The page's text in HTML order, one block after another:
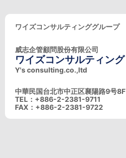
ワイズコンサルティンググループ
威志企管顧問股份有限公司
ワイズコンサルティング
Y's consulting.co.,ltd
中華民国台北市中正区襄陽路9号8F
TEL：+886-2-2381-9711
FAX：+886-2-2381-9722